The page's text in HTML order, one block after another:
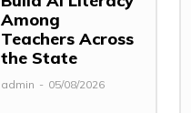
Among
Teachers Across
the State
admin - 05/08/2026